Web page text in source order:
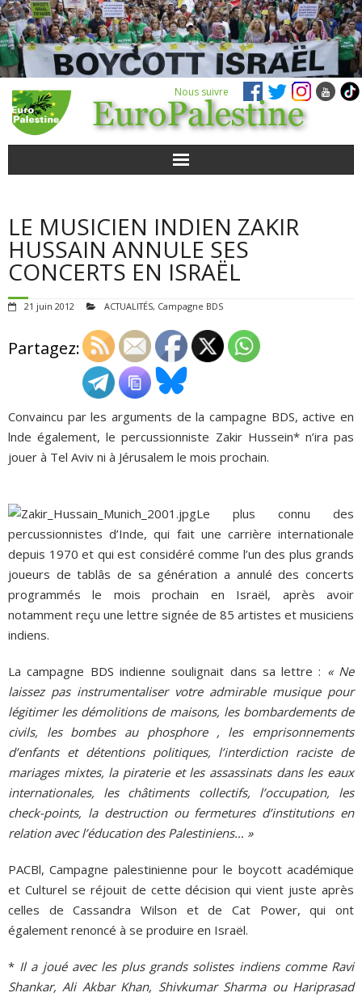
Nous suivre
POUR AGIR
AGENDA
VIDÉOS
QUI SOMMES-NOUS ?
ADHÉSIONS, DONS, CONTACT
LE MUSICIEN INDIEN ZAKIR
HUSSAIN ANNULE SES
CONCERTS EN ISRAËL
21 juin 2012 ACTUALITÉS, Campagne BDS
Partagez:
Convaincu par les arguments de la campagne BDS, active en
lnde également, le percussionniste Zakir Hussein* n’ira pas
jouer à Tel Aviv ni à Jérusalem le mois prochain.
Le plus connu des
percussionnistes d’Inde, qui fait une carrière internationale
depuis 1970 et qui est considéré comme l’un des plus grands
joueurs de tablâs de sa génération a annulé des concerts
programmés le mois prochain en Israël, après avoir
notamment reçu une lettre signée de 85 artistes et musiciens
indiens.
La campagne BDS indienne soulignait dans sa lettre : « Ne
laissez pas instrumentaliser votre admirable musique pour
légitimer les démolitions de maisons, les bombardements de
civils, les bombes au phosphore , les emprisonnements
d’enfants et détentions politiques, l’interdiction raciste de
mariages mixtes, la piraterie et les assassinats dans les eaux
internationales, les châtiments collectifs, l’occupation, les
check-points, la destruction ou fermetures d’institutions en
relation avec l’éducation des Palestiniens… »
PACBl, Campagne palestinienne pour le boycott académique
et Culturel se réjouit de cette décision qui vient juste après
celles de Cassandra Wilson et de Cat Power, qui ont
également renoncé à se produire en Israël.
* Il a joué avec les plus grands solistes indiens comme Ravi
Shankar, Ali Akbar Khan, Shivkumar Sharma ou Hariprasad